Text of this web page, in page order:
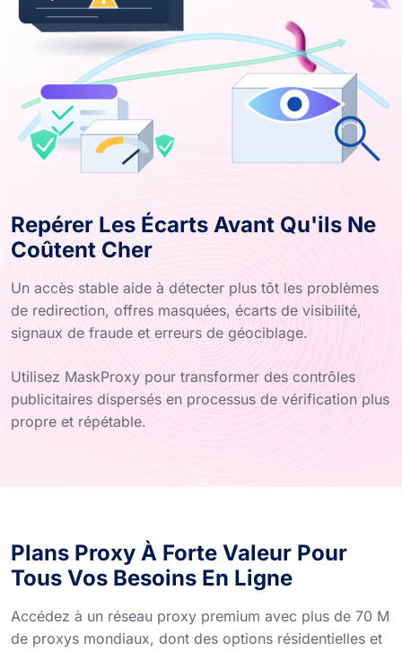
Repérer Les Écarts Avant Qu'ils Ne
Coûtent Cher
Un accès stable aide à détecter plus tôt les problèmes
de redirection, offres masquées, écarts de visibilité,
signaux de fraude et erreurs de géociblage.
Utilisez MaskProxy pour transformer des contrôles
publicitaires dispersés en processus de vérification plus
propre et répétable.
Plans Proxy À Forte Valeur Pour
Tous Vos Besoins En Ligne
Accédez à un réseau proxy premium avec plus de 70 M
de proxys mondiaux, dont des options résidentielles et